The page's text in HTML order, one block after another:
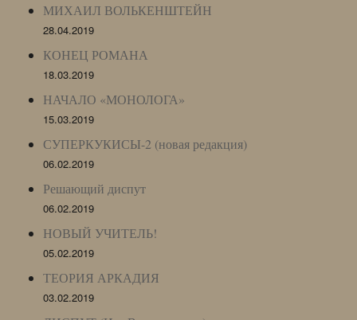
МИХАИЛ ВОЛЬКЕНШТЕЙН
28.04.2019
КОНЕЦ РОМАНА
18.03.2019
НАЧАЛО «МОНОЛОГА»
15.03.2019
СУПЕРКУКИСЫ-2 (новая редакция)
06.02.2019
Решающий диспут
06.02.2019
НОВЫЙ УЧИТЕЛЬ!
05.02.2019
ТЕОРИЯ АРКАДИЯ
03.02.2019